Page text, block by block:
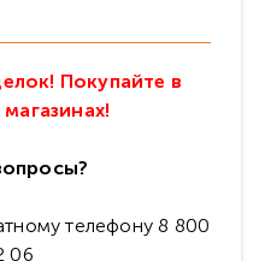
Покупайте в
телефону 8 800
06